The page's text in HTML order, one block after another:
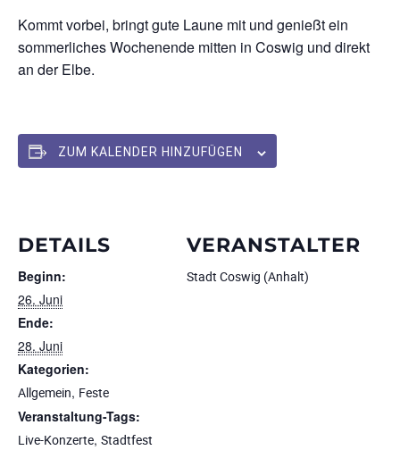
Kommt vorbei, bringt gute Laune mit und genießt ein
sommerliches Wochenende mitten in Coswig und direkt
an der Elbe.
ZUM KALENDER HINZUFÜGEN
DETAILS
Beginn:
26. Juni
Ende:
28. Juni
Kategorien:
Allgemein, Feste
Veranstaltung-Tags:
Live-Konzerte, Stadtfest
VERANSTALTER
Stadt Coswig (Anhalt)